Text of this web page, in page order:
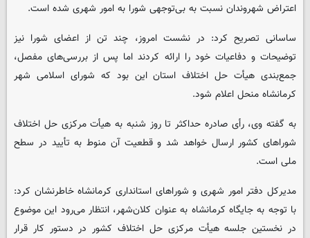
اعتراض شهروندان نسبت به بی‌توجهی شورا به امور شهری شده است.
ساسانی تصریح کرد: در نشست امروز، چند تن از اعضای شورا نیز
توضیحات و دفاعیات خود را ارائه کردند اما پس از بررسی‌های مفصل،
جمع‌بندی هیأت حل اختلاف استان این بود که شورای اسلامی شهر
کرمانشاه منحل اعلام شود.
به گفته وی، رأی صادره حداکثر تا روز شنبه به هیأت مرکزی حل اختلاف
شوراهای کشور ارسال خواهد شد و قطعیت آن منوط به تأیید در سطح
ملی است.
مدیرکل دفتر امور شهری و شوراهای استانداری کرمانشاه خاطرنشان کرد:
با توجه به جایگاه کرمانشاه به عنوان کلان‌شهر، انتظار می‌رود این موضوع
در نخستین جلسه هیأت مرکزی حل اختلاف کشور در دستور کار قرار